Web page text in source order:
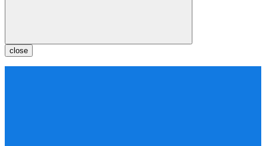
close